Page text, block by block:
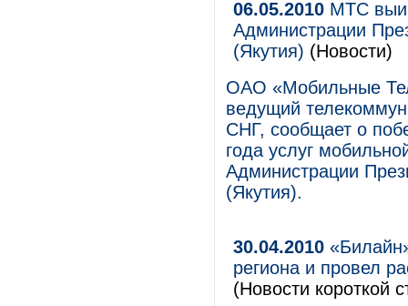
06.05.2010 МТС
Администрации
(Якутия) (Новости)
ОАО «Мобильные
ведущий
СНГ, сообщает о
года услуг
Администрации
(Якутия).
30.04.2010
региона и провел
(Новости короткой